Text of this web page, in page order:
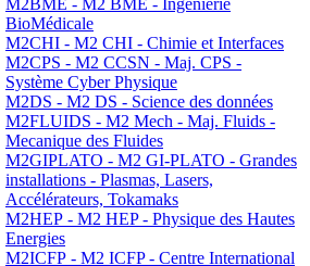
M2BME - M2 BME - Ingénierie
BioMédicale
M2CHI - M2 CHI - Chimie et Interfaces
M2CPS - M2 CCSN - Maj. CPS -
Système Cyber Physique
M2DS - M2 DS - Science des données
M2FLUIDS - M2 Mech - Maj. Fluids -
Mecanique des Fluides
M2GIPLATO - M2 GI-PLATO - Grandes
installations - Plasmas, Lasers,
Accélérateurs, Tokamaks
M2HEP - M2 HEP - Physique des Hautes
Energies
M2ICFP - M2 ICFP - Centre International